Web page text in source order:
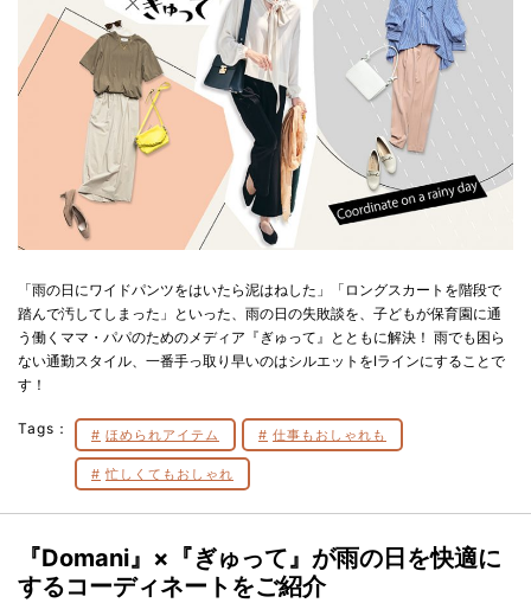
「雨の日にワイドパンツをはいたら泥はねした」「ロングスカートを階段で
踏んで汚してしまった」といった、雨の日の失敗談を、子どもが保育園に通
う働くママ・パパのためのメディア『ぎゅって』とともに解決！ 雨でも困ら
ない通勤スタイル、一番手っ取り早いのはシルエットをIラインにすることで
す！
Tags： ほめられアイテム 仕事もおしゃれも
忙しくてもおしゃれ
『Domani』×『ぎゅって』が雨の日を快適に
するコーディネートをご紹介